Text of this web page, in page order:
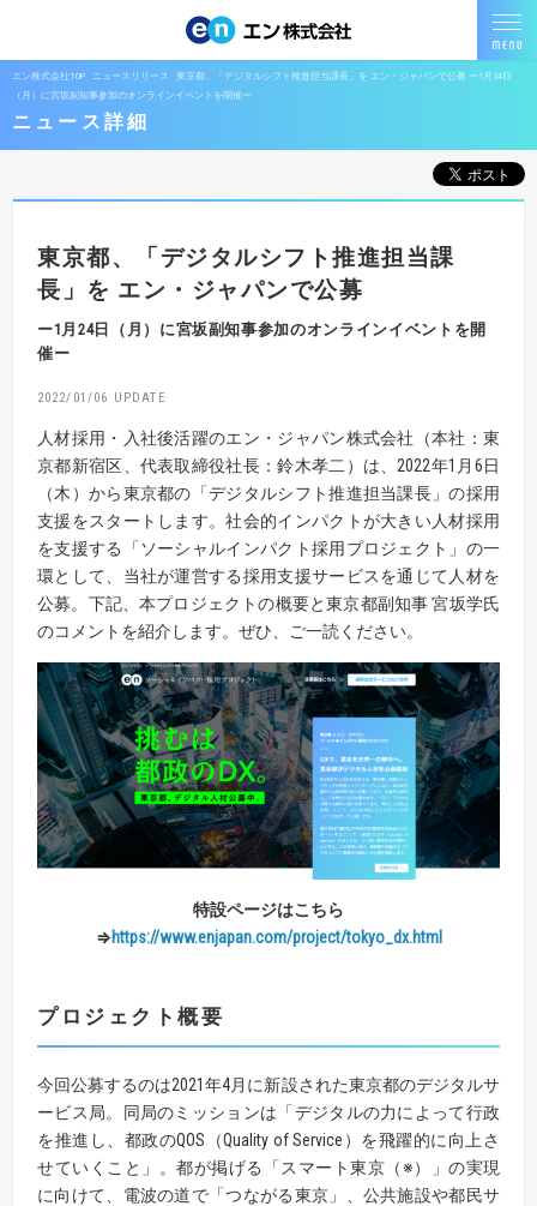
エン株式会社TOP ニュースリリース
東京都、「デジタルシフト推進担当課長」を エン・ジャパンで公募 ー1月24日
（月）に宮坂副知事参加のオンラインイベントを開催ー
ニュース詳細
東京都、「デジタルシフト推進担当課
長」を エン・ジャパンで公募
ー1月24日（月）に宮坂副知事参加のオンラインイベントを開
催ー
2022/01/06
人材採用・入社後活躍のエン・ジャパン株式会社（本社：東
京都新宿区、代表取締役社長：鈴木孝二）は、2022年1月6日
（木）から東京都の「デジタルシフト推進担当課長」の採用
支援をスタートします。社会的インパクトが大きい人材採用
を支援する「ソーシャルインパクト採用プロジェクト」の一
環として、当社が運営する採用支援サービスを通じて人材を
公募。下記、本プロジェクトの概要と東京都副知事 宮坂学氏
のコメントを紹介します。ぜひ、ご一読ください。
特設ページはこちら
⇒https://www.enjapan.com/project/tokyo_dx.html
プロジェクト概要
今回公募するのは2021年4月に新設された東京都のデジタルサ
ービス局。同局のミッションは「デジタルの力によって行政
を推進し、都政のQOS（Quality of Service）を飛躍的に向上さ
せていくこと」。都が掲げる「スマート東京（※）」の実現
に向けて、電波の道で「つながる東京」、公共施設や都民サ